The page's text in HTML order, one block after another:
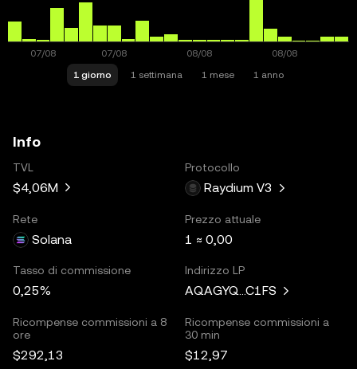
1 giorno 1 settimana 1 mese 1 anno
Info
TVL
$4,06M
Protocollo
Raydium V3
Rete
Solana
Prezzo attuale
1 ≈ 0,00
Tasso di commissione
0,25%
Indirizzo LP
AQAGYQ...C1FS
Ricompense commissioni a 8
ore
$292,13
Ricompense commissioni a
30 min
$12,97